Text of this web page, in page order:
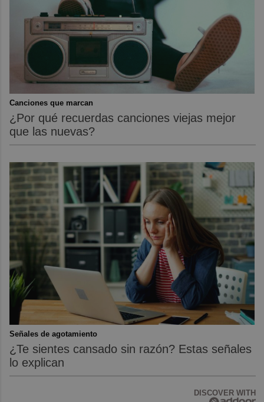
Canciones que marcan
¿Por qué recuerdas canciones viejas mejor
que las nuevas?
Señales de agotamiento
¿Te sientes cansado sin razón? Estas señales
lo explican
DISCOVER WITH